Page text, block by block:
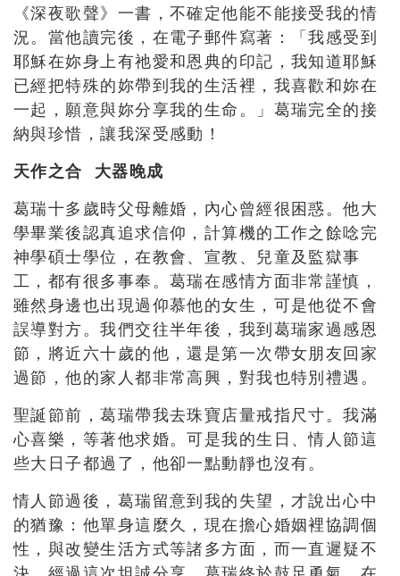
《深夜歌聲》一書，不確定他能不能接受我的情
況。當他讀完後，在電子郵件寫著：「我感受到
耶穌在妳身上有祂愛和恩典的印記，我知道耶穌
已經把特殊的妳帶到我的生活裡，我喜歡和妳在
一起，願意與妳分享我的生命。」葛瑞完全的接
納與珍惜，讓我深受感動！
天作之合 大器晚成
葛瑞十多歲時父母離婚，內心曾經很困惑。他大
學畢業後認真追求信仰，計算機的工作之餘唸完
神學碩士學位，在教會、宣教、兒童及監獄事
工，都有很多事奉。葛瑞在感情方面非常謹慎，
雖然身邊也出現過仰慕他的女生，可是他從不會
誤導對方。我們交往半年後，我到葛瑞家過感恩
節，將近六十歲的他，還是第一次帶女朋友回家
過節，他的家人都非常高興，對我也特別禮遇。
聖誕節前，葛瑞帶我去珠寶店量戒指尺寸。我滿
心喜樂，等著他求婚。可是我的生日、情人節這
些大日子都過了，他卻一點動靜也沒有。
情人節過後，葛瑞留意到我的失望，才說出心中
的猶豫：他單身這麼久，現在擔心婚姻裡協調個
性，與改變生活方式等諸多方面，而一直遲疑不